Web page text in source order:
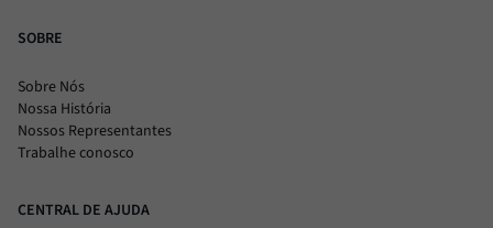
SOBRE
Sobre Nós
Nossa História
Nossos Representantes
Trabalhe conosco
CENTRAL DE AJUDA